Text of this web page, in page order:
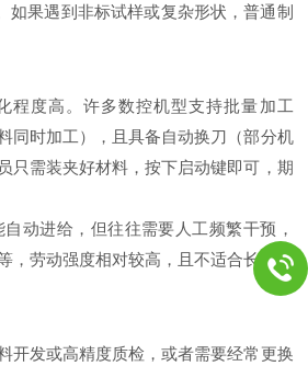
如果遇到非标试样或复杂形状，普通制
程度高。许多数控机型支持批量加工
同时加工），且具备自动换刀（部分机
只需装夹好材料，按下启动键即可，期
自动进给，但往往需要人工频繁干预，
，劳动强度相对较高，且不适合长时间
开发或高精度质检 ，或者需要经常更换